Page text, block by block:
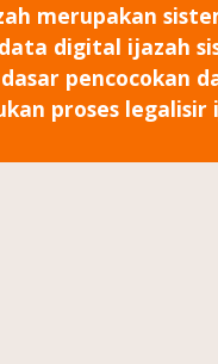
merupakan
digital ijazah
pencocokan
proses legalisir